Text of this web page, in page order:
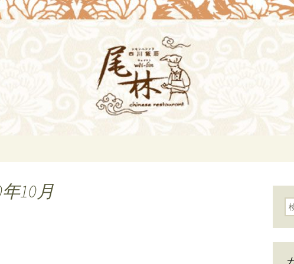
料理[尾林～
のお知らせ。
lin（ウェイリン）]のブログ。デートや接
10月